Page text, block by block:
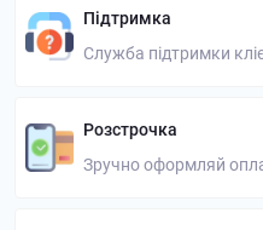
Підтримка
Служба підтримки
Розстрочка
Зручно оформляй